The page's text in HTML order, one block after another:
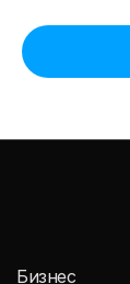
Бизнес